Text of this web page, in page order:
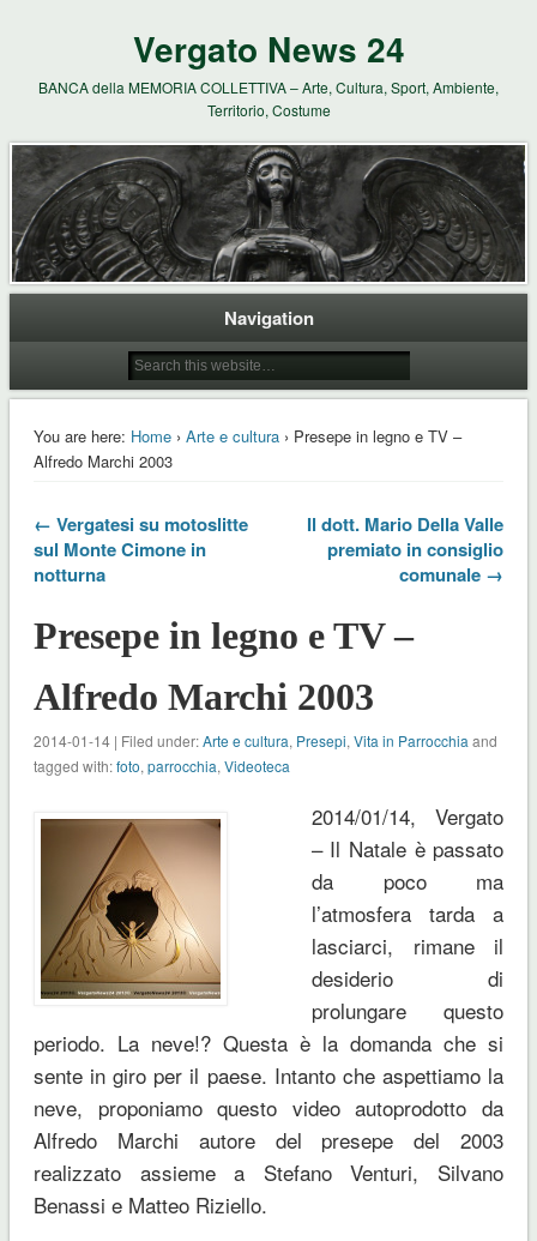
Vergato News 24
BANCA della MEMORIA COLLETTIVA – Arte, Cultura, Sport, Ambiente,
Territorio, Costume
Navigation
You are here: Home› Arte e cultura› Presepe in legno e TV –
Alfredo Marchi 2003
← Vergatesi su motoslitte
sul Monte Cimone in
notturna
Il dott. Mario Della Valle
premiato in consiglio
comunale →
Presepe in legno e TV –
Alfredo Marchi 2003
2014-01-14 | Filed under:Arte e cultura, Presepi, Vita in Parrocchia and
tagged with:foto, parrocchia, Videoteca
2014/01/14, Vergato
– Il Natale è passato
da poco ma
l’atmosfera tarda a
lasciarci, rimane il
desiderio di
prolungare questo
periodo. La neve!? Questa è la domanda che si
sente in giro per il paese. Intanto che aspettiamo la
neve, proponiamo questo video autoprodotto da
Alfredo Marchi autore del presepe del 2003
realizzato assieme a Stefano Venturi, Silvano
Benassi e Matteo Riziello.